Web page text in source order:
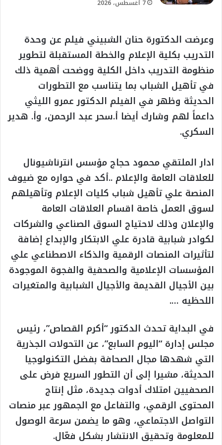
7 أغسطس، 2026
وعرضت الدكتورة حنان الشبيني فيلم عن وحدة
التدريب بكلية الإعلام والخطة المستقبلة لتطوير
منظومة التدريب داخل الكلية ووضحت أهمية ذلك
في تأهيل الشباب بما يتناسب مع التطورات
الحديثة وظهر في الفيلم الدكتور عمرو الليثي
داعماً لهم وشارك أيضا أ.سحر عبد الرحمن، وأ. هدير
السكري.
ادار الملتقي محمود حجاج مؤسس انترناشيونال
للعلاقات العامة والإعلام ..أكد في حواره مع ضيوف
المنصة علي تأهيل شباب كليات الإعلام وتأهيلهم
لسوق العمل خاصة اقسام العلاقات العامة
والإعلان وذلك لاحتياج السوق الصناعي والشركات
لكوادر شبابية قادرة علي الابتكار والإبداع إضافة
لتأثيرات المنصات الرقمية والذكاء الاصطناعي علي
المؤسسات الإعلامية والصحفية والفجوة الموجودة
بين الأجيال القديمة والأجيال الشبابية والمتغيرات
اللحظيه ….
في البداية تحدث الدكتور “أكرم القصاص”، رئيس
مجلس إدارة “اليوم السابع”، عن التحولات الجذرية
التي شهدها مجال الصحافة بفضل التكنولوجيا
الحديثة، مشيرا إلى أن التطور السريع فرض على
الصحفيين امتلاك أدوات جديدة، مثل إنتاج
المحتوى الرقمي، والتفاعل مع الجمهور عبر منصات
التواصل الاجتماعي، وهو ما يضمن سرعة الوصول
للمعلومة وتحقيق الانتشار بشكل فعّال.